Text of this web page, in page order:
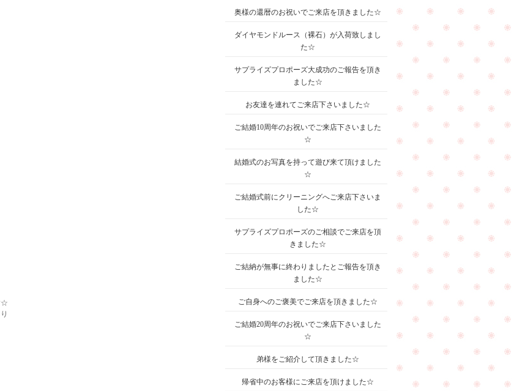
☆
奥様の還暦のお祝いでご来店を頂きました☆
ダイヤモンドルース（裸石）が入荷致しまし
た☆
サプライズプロポーズ大成功のご報告を頂き
ました☆
お友達を連れてご来店下さいました☆
ご結婚10周年のお祝いでご来店下さいました
☆
結婚式のお写真を持って遊び来て頂けました
☆
ご結婚式前にクリーニングへご来店下さいま
した☆
サプライズプロポーズのご相談でご来店を頂
きました☆
ご結納が無事に終わりましたとご報告を頂き
ました☆
ご自身へのご褒美でご来店を頂きました☆
ご結婚20周年のお祝いでご来店下さいました
☆
弟様をご紹介して頂きました☆
帰省中のお客様にご来店を頂けました☆